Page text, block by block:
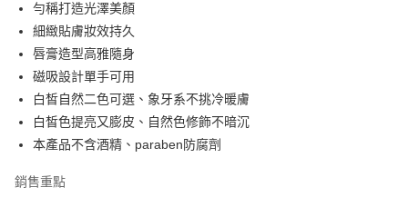
相關說明
【關於「AFTEE先享後付」】
AFTEE先享後付是「在收到商品之後才付款」的支付方式。 讓您購物簡單
１．簡單：不需註冊會員、不需綁卡、不需儲值。
２．便利：只要手機號碼，簡訊認證，即可結帳。
３．安心：先確認商品／服務後，再付款。
【「AFTEE先享後付」結帳流程】
結帳頁面，進行簡訊認證並確認金額後，即可完成結帳。
ATM付款
運送方式
全家-取貨付款
每筆NT$80，滿NT$1,080(含以上)免運費
付款後-全家取貨
勻稱打造光澤美顏
細緻貼膚妝效持久
唇膏造型高雅隨身
磁吸設計單手可用
白皙自然二色可選、象牙系不挑冷暖膚
白皙色提亮又膨皮、自然色修飾不暗沉
本產品不含酒精、paraben防腐劑
銷售重點